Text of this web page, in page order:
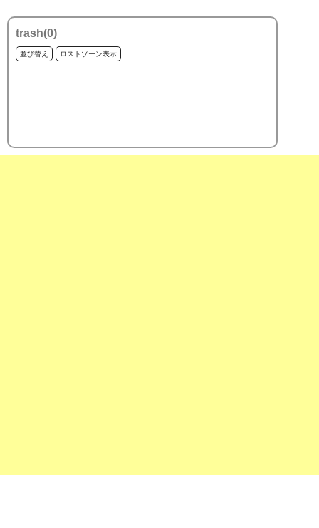
trash(0)
並び替え ロストゾーン表示